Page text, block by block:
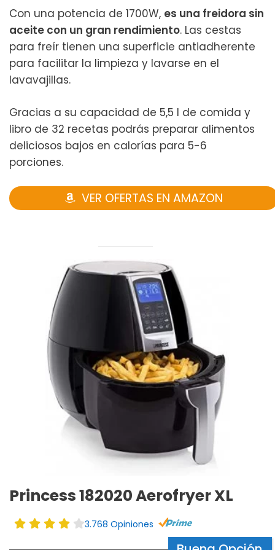
Con una potencia de 1700W, es una freidora sin
aceite con un gran rendimiento. Las cestas
para freír tienen una superficie antiadherente
para facilitar la limpieza y lavarse en el
lavavajillas.
Gracias a su capacidad de 5,5 l de comida y
libro de 32 recetas podrás preparar alimentos
deliciosos bajos en calorías para 5-6
porciones.
VER OFERTAS EN AMAZON
Princess 182020 Aerofryer XL
3.768 Opiniones